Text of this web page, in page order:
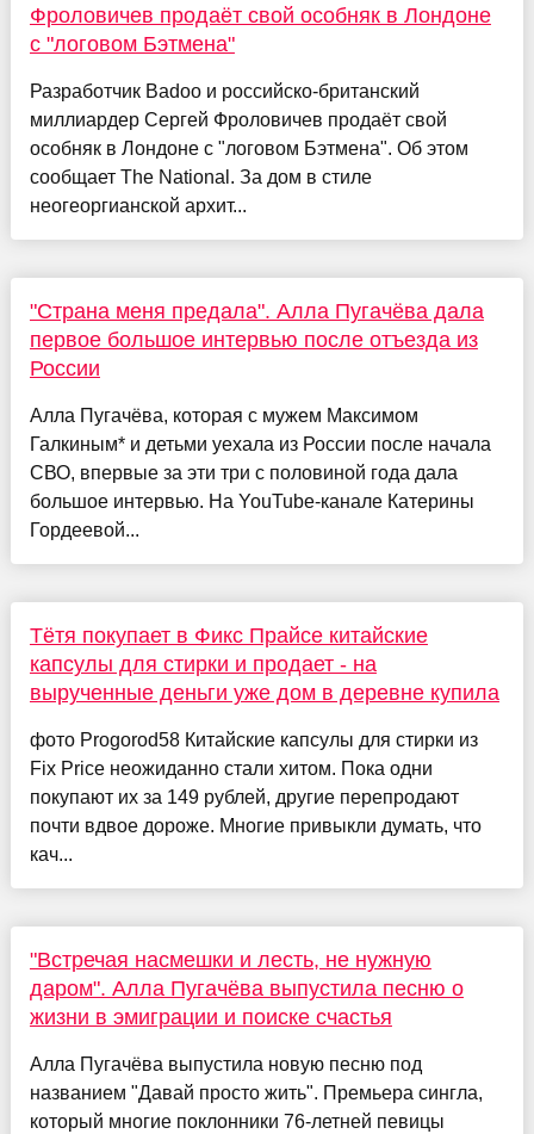
Фроловичев продаёт свой особняк в Лондоне
с "логовом Бэтмена"
Разработчик Badoo и российско-британский
миллиардер Сергей Фроловичев продаёт свой
особняк в Лондоне с "логовом Бэтмена". Об этом
сообщает The National. За дом в стиле
неогеоргианской архит...
"Страна меня предала". Алла Пугачёва дала
первое большое интервью после отъезда из
России
Алла Пугачёва, которая с мужем Максимом
Галкиным* и детьми уехала из России после начала
СВО, впервые за эти три с половиной года дала
большое интервью. На YouTube-канале Катерины
Гордеевой...
Тётя покупает в Фикс Прайсе китайские
капсулы для стирки и продает - на
вырученные деньги уже дом в деревне купила
фото Progorod58 Китайские капсулы для стирки из
Fix Price неожиданно стали хитом. Пока одни
покупают их за 149 рублей, другие перепродают
почти вдвое дороже. Многие привыкли думать, что
кач...
"Встречая насмешки и лесть, не нужную
даром". Алла Пугачёва выпустила песню о
жизни в эмиграции и поиске счастья
Алла Пугачёва выпустила новую песню под
названием "Давай просто жить". Премьера сингла,
который многие поклонники 76-летней певицы